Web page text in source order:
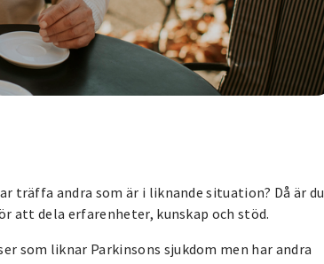
träffa andra som är i liknande situation? Då är du
att dela erfarenheter, kunskap och stöd.
som liknar Parkinsons sjukdom men har andra